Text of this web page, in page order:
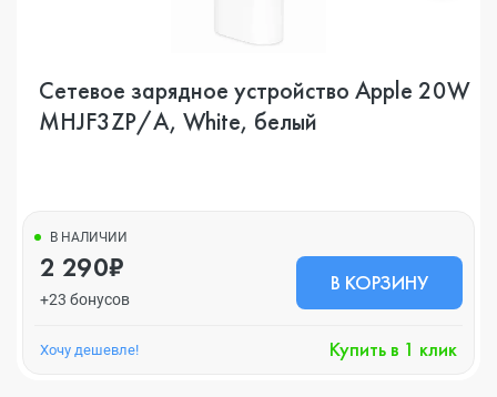
Сетевое зарядное устройство Apple 20W
MHJF3ZP/A, White, белый
В НАЛИЧИИ
2 290₽
+23 бонусов
В КОРЗИНУ
Хочу дешевле! Купить в 1 клик